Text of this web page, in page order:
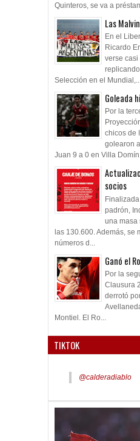
Quinteros, se va a
Las
En el
Ricardo
verse
Selección en el
Goleada
Por la
chicos de
golearon
Juan 9 a 0 en Villa
socios
padrón,
una masa
las 130.600. Además, se
números d...
Ganó el
Por la
Clausura
derrotó
Montiel. El Ro...
TIKTOK
@calderadiablo